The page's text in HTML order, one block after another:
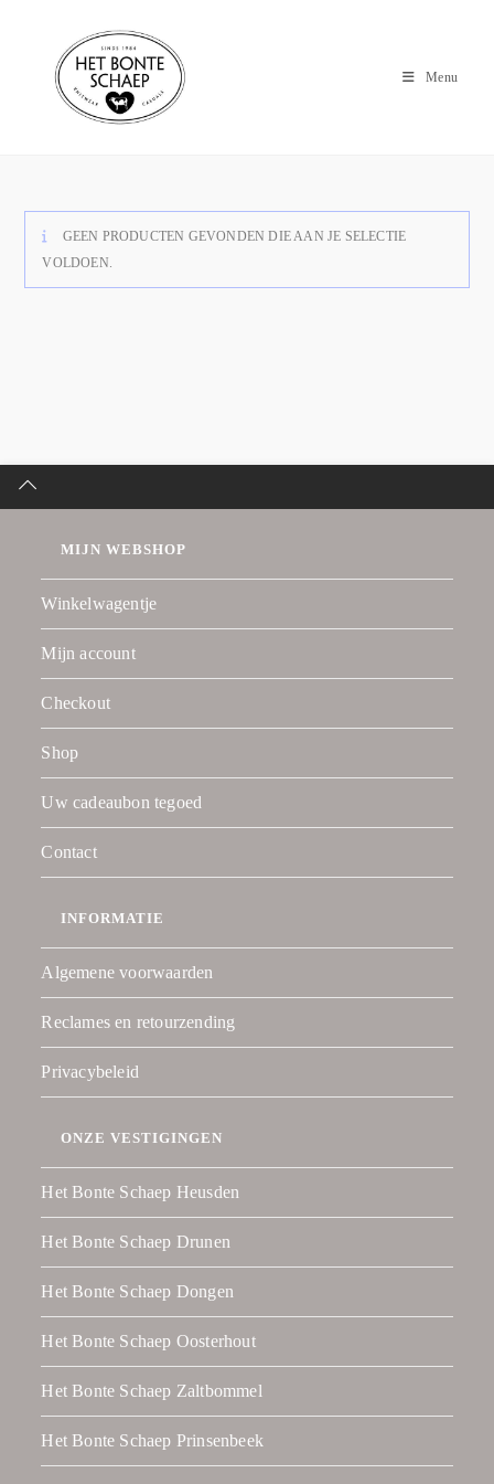
Menu
GEEN PRODUCTEN GEVONDEN DIE AAN JE SELECTIE
VOLDOEN.
MIJN WEBSHOP
Winkelwagentje
Mijn account
Checkout
Shop
Uw cadeaubon tegoed
Contact
INFORMATIE
Algemene voorwaarden
Reclames en retourzending
Privacybeleid
ONZE VESTIGINGEN
Het Bonte Schaep Heusden
Het Bonte Schaep Drunen
Het Bonte Schaep Dongen
Het Bonte Schaep Oosterhout
Het Bonte Schaep Zaltbommel
Het Bonte Schaep Prinsenbeek